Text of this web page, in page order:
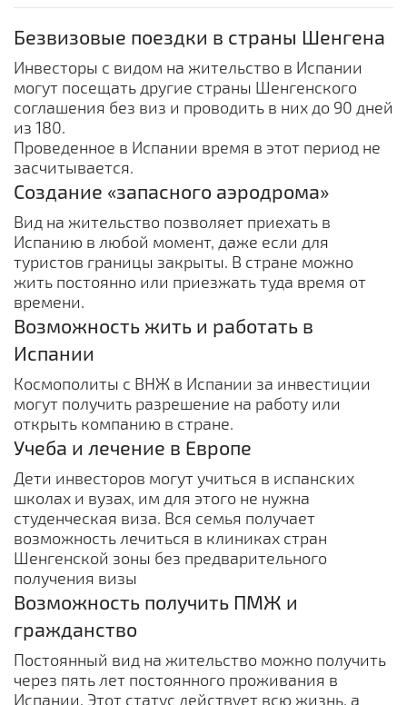
Безвизовые поездки в страны Шенгена
Инвесторы с видом на жительство в Испании
могут посещать другие страны Шенгенского
соглашения без виз и проводить в них до 90 дней
из 180.
Проведенное в Испании время в этот период не
засчитывается.
Создание «запасного аэродрома»
Вид на жительство позволяет приехать в
Испанию в любой момент, даже если для
туристов границы закрыты. В стране можно
жить постоянно или приезжать туда время от
времени.
Возможность жить и работать в
Испании
Космополиты с ВНЖ в Испании за инвестиции
могут получить разрешение на работу или
открыть компанию в стране.
Учеба и лечение в Европе
Дети инвесторов могут учиться в испанских
школах и вузах, им для этого не нужна
студенческая виза. Вся семья получает
возможность лечиться в клиниках стран
Шенгенской зоны без предварительного
получения визы
Возможность получить ПМЖ и
гражданство
Постоянный вид на жительство можно получить
через пять лет постоянного проживания в
Испании. Этот статус действует всю жизнь, а